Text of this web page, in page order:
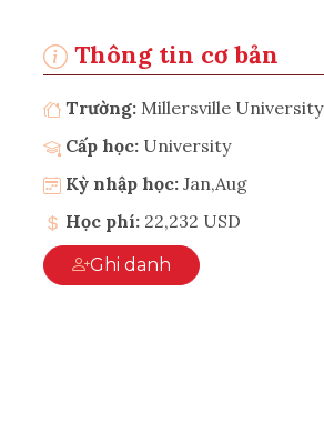
Thông tin cơ bản
Trường: Millersville University
Cấp học: University
Kỳ nhập học: Jan,Aug
Học phí: 22,232 USD
Ghi danh